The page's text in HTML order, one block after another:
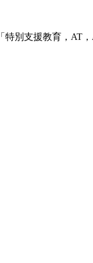
「特別支援教育，AT